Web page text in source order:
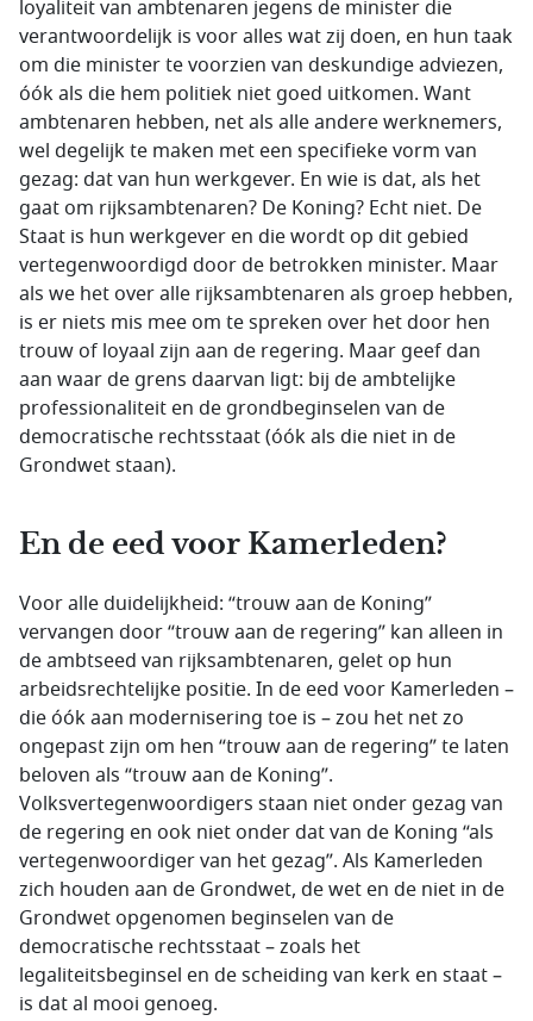
loyaliteit van ambtenaren jegens de minister die
verantwoordelijk is voor alles wat zij doen, en hun taak
om die minister te voorzien van deskundige adviezen,
óók als die hem politiek niet goed uitkomen. Want
ambtenaren hebben, net als alle andere werknemers,
wel degelijk te maken met een specifieke vorm van
gezag: dat van hun werkgever. En wie is dat, als het
gaat om rijksambtenaren? De Koning? Echt niet. De
Staat is hun werkgever en die wordt op dit gebied
vertegenwoordigd door de betrokken minister. Maar
als we het over alle rijksambtenaren als groep hebben,
is er niets mis mee om te spreken over het door hen
trouw of loyaal zijn aan de regering. Maar geef dan
aan waar de grens daarvan ligt: bij de ambtelijke
professionaliteit en de grondbeginselen van de
democratische rechtsstaat (óók als die niet in de
Grondwet staan).
En de eed voor Kamerleden?
Voor alle duidelijkheid: “trouw aan de Koning”
vervangen door “trouw aan de regering” kan alleen in
de ambtseed van rijksambtenaren, gelet op hun
arbeidsrechtelijke positie. In de eed voor Kamerleden –
die óók aan modernisering toe is – zou het net zo
ongepast zijn om hen “trouw aan de regering” te laten
beloven als “trouw aan de Koning”.
Volksvertegenwoordigers staan niet onder gezag van
de regering en ook niet onder dat van de Koning “als
vertegenwoordiger van het gezag”. Als Kamerleden
zich houden aan de Grondwet, de wet en de niet in de
Grondwet opgenomen beginselen van de
democratische rechtsstaat – zoals het
legaliteitsbeginsel en de scheiding van kerk en staat –
is dat al mooi genoeg.